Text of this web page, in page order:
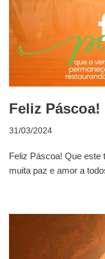
Feliz Páscoa!
31/03/2024
Feliz Páscoa! Que este
muita paz e amor a